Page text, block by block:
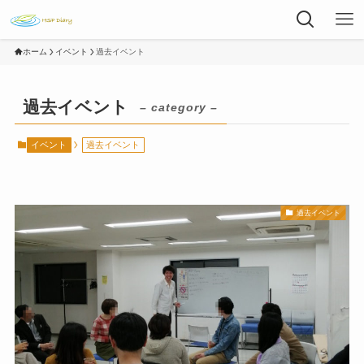
ホーム イベント 過去イベント
過去イベント – category –
イベント 過去イベント
過去イベント